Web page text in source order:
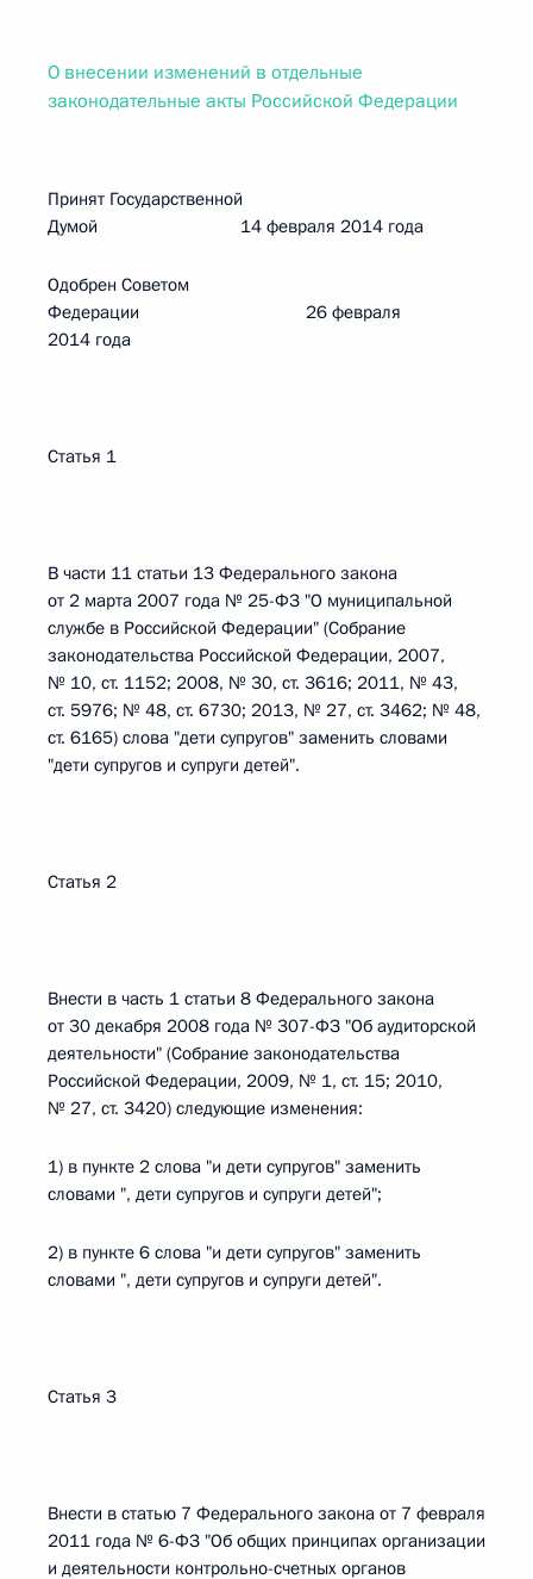
О внесении изменений в отдельные
законодательные акты Российской Федерации
Принят Государственной
Думой 14 февраля 2014 года
Одобрен Советом
Федерации 26 февраля
2014 года
Статья 1
В части 11 статьи 13 Федерального закона
от 2 марта 2007 года № 25-ФЗ "О муниципальной
службе в Российской Федерации" (Собрание
законодательства Российской Федерации, 2007,
№ 10, ст. 1152; 2008, № 30, ст. 3616; 2011, № 43,
ст. 5976; № 48, ст. 6730; 2013, № 27, ст. 3462; № 48,
ст. 6165) слова "дети супругов" заменить словами
"дети супругов и супруги детей".
Статья 2
Внести в часть 1 статьи 8 Федерального закона
от 30 декабря 2008 года № 307-ФЗ "Об аудиторской
деятельности" (Собрание законодательства
Российской Федерации, 2009, № 1, ст. 15; 2010,
№ 27, ст. 3420) следующие изменения:
1) в пункте 2 слова "и дети супругов" заменить
словами ", дети супругов и супруги детей";
2) в пункте 6 слова "и дети супругов" заменить
словами ", дети супругов и супруги детей".
Статья 3
Внести в статью 7 Федерального закона от 7 февраля
2011 года № 6-ФЗ "Об общих принципах организации
и деятельности контрольно-счетных органов